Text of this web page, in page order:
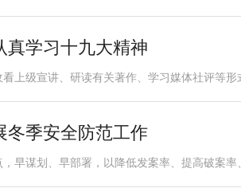
真学习十九大精神
上级宣讲、研读有关著作、学习媒体社评等形
冬季安全防范工作
早谋划、早部署，以降低发案率、提高破案率